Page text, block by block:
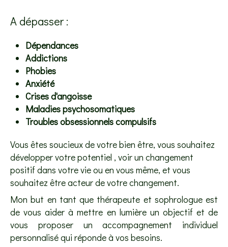
A dépasser :
Dépendances
Addictions
Phobies
Anxiété
Crises d'angoisse
Maladies psychosomatiques
Troubles obsessionnels compulsifs
Vous êtes soucieux de votre bien être, vous souhaitez
développer votre potentiel , voir un changement
positif dans votre vie ou en vous même, et vous
souhaitez être acteur de votre changement.
Mon but en tant que thérapeute et sophrologue est
de vous aider à mettre en lumière un objectif et de
vous proposer un accompagnement individuel
personnalisé qui réponde à vos besoins.